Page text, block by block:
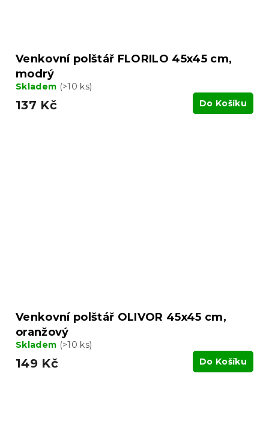
Venkovní polštář FLORILO 45x45 cm,
modrý
Skladem (>10 ks)
137 Kč Do Košíku
Venkovní polštář OLIVOR 45x45 cm,
oranžový
Skladem (>10 ks)
149 Kč Do Košíku